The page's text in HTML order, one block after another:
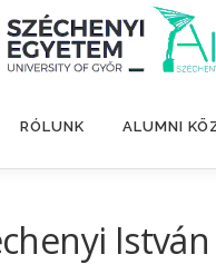
RÓLUNK ALUMNI